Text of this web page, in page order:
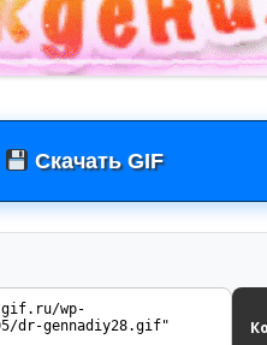
Скачать GIF